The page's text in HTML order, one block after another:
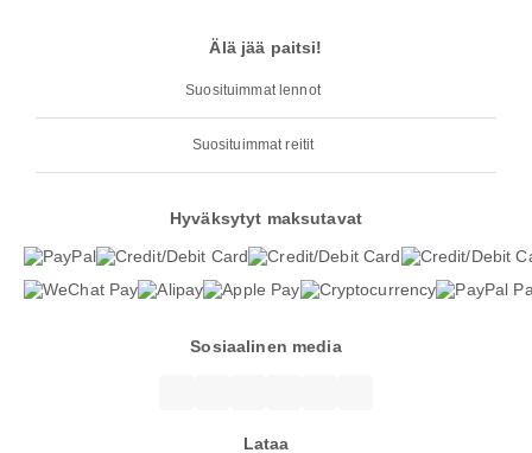
Älä jää paitsi!
Suosituimmat lennot
Suosituimmat reitit
Hyväksytyt maksutavat
Sosiaalinen media
Lataa